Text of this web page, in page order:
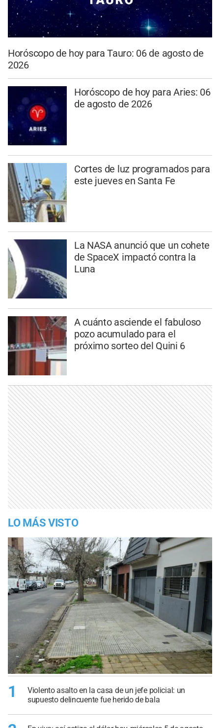
Horóscopo de hoy para Tauro: 06 de agosto de
2026
Horóscopo de hoy para Aries: 06
de agosto de 2026
Cortes de luz programados para
este jueves en Santa Fe
La NASA anunció que un cohete
de SpaceX impactó contra la
Luna
A cuánto asciende el fabuloso
pozo acumulado para el
próximo sorteo del Quini 6
LO MÁS VISTO
1
Violento asalto en la casa de un jefe policial: un
supuesto delincuente fue herido de bala